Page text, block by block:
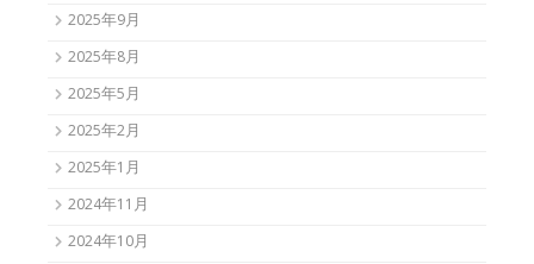
2025年9月
2025年8月
2025年5月
2025年2月
2025年1月
2024年11月
2024年10月